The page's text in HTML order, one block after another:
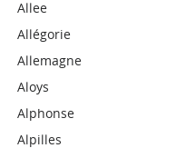
Allee
Allégorie
Allemagne
Aloys
Alphonse
Alpilles